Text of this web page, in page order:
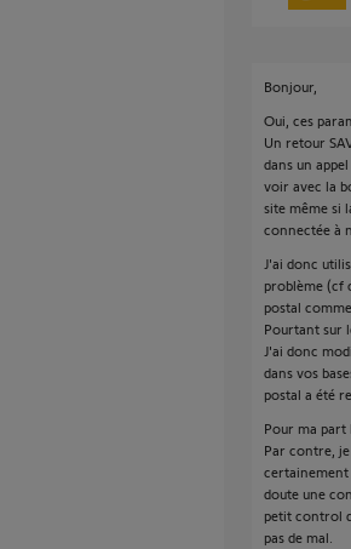
Bonjour,
Oui, ces
Un retour
dans un
voir avec la
site même si
connectée à
J'ai donc
problème (cf
postal
Pourtant sur
J'ai donc
dans vos
postal a été
Pour ma part
Par contre,
certainement
doute une
petit control
pas de mal.